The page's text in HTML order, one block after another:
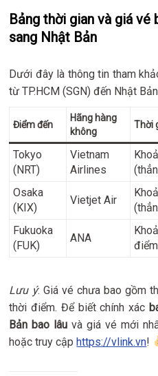
Bảng thời gian và giá vé
sang Nhật Bản
Dưới đây là thông tin tham
từ TP.HCM (SGN) đến Nhật
Điểm đến
Hãng hàng
không
Thời
Tokyo
(NRT)
Vietnam
Airlines
Osaka
(KIX)
Vietjet Air
Fukuoka
(FUK)
ANA
Lưu ý: Giá vé chưa bao gồm
thời điểm. Để biết chính xác
Bản bao lâu và giá vé mới
hoặc truy cậphttps://vlink.vn!